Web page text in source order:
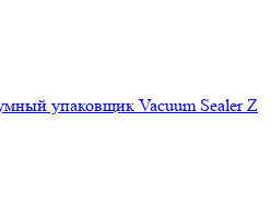
упаковщик Vacuum Sealer Z